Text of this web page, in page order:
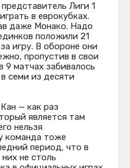
Лиги 1
в еврокубках.
даже Монако. Надо
положили 21
игру. В обороне они
пропустив в свои
9 матчах забивалось
семи из десяти
— как раз
является там
нельзя
команда тоже
период, что в
не столь